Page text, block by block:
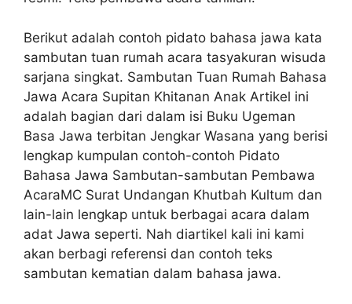
Berikut adalah contoh pidato bahasa jawa kata
sambutan tuan rumah acara tasyakuran wisuda
sarjana singkat. Sambutan Tuan Rumah Bahasa
Jawa Acara Supitan Khitanan Anak Artikel ini
adalah bagian dari dalam isi Buku Ugeman
Basa Jawa terbitan Jengkar Wasana yang berisi
lengkap kumpulan contoh-contoh Pidato
Bahasa Jawa Sambutan-sambutan Pembawa
AcaraMC Surat Undangan Khutbah Kultum dan
lain-lain lengkap untuk berbagai acara dalam
adat Jawa seperti. Nah diartikel kali ini kami
akan berbagi referensi dan contoh teks
sambutan kematian dalam bahasa jawa.